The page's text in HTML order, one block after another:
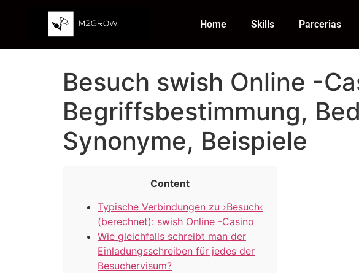
Home Skills Parcerias
Besuch swish Online -
Begriffsbestimmung,
Synonyme, Beispiele
Content
Typische Verbindungen zu ›Besuch‹
(berechnet): swish Online -Casino
Wie gleichfalls schreibt man der
Einladungsschreiben für jedes der
Besuchervisum?